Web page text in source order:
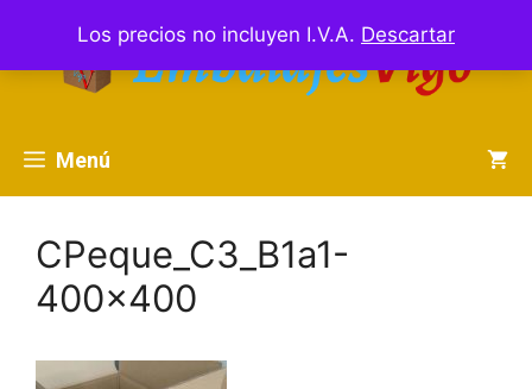
Los precios no incluyen I.V.A. Descartar
contenido
Menú
CPeque_C3_B1a1-
400×400